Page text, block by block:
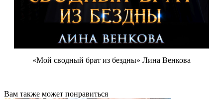
«Мой сводный брат из бездны» Лина Венкова
Вам также может понравиться